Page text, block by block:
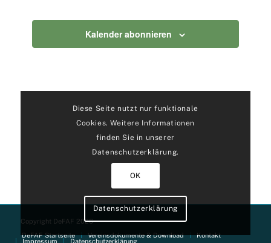
Kalender abonnieren
Copyright DeFAF 2026
DeFAF Startseite
Vereinsdokumente & Download
Kontakt
Impressum
Datenschutzerklärung
Diese Seite nutzt nur funktionale
Cookies. Weitere Informationen
finden Sie in unserer
Datenschutzerklärung.
OK
Datenschutzerklärung